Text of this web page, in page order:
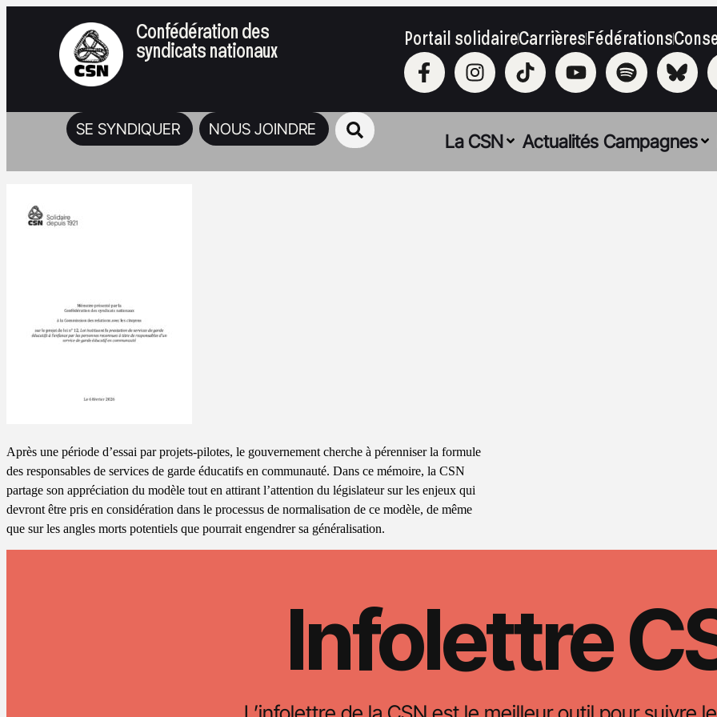
Confédération des
syndicats nationaux Portail solidaireCarrièresFédérations
SE SYNDIQUER NOUS JOINDRE
La CSN Actualités Campagnes
Après une période d’essai par projets-pilotes, le gouvernement cherche à pérenniser la formule
des responsables de services de garde éducatifs en communauté. Dans ce mémoire, la CSN
partage son appréciation du modèle tout en attirant l’attention du législateur sur les enjeux qui
devront être pris en considération dans le processus de normalisation de ce modèle, de même
que sur les angles morts potentiels que pourrait engendrer sa généralisation.
Infolettre